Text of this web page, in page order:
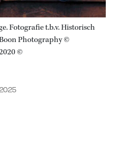
Fotografie t.b.v. Historisch
Photography ©
©